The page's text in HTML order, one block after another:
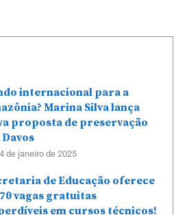
internacional para a
Marina Silva lança
proposta de preservação
Davos
de janeiro de 2025
de Educação oferece
vagas gratuitas
em cursos técnicos!